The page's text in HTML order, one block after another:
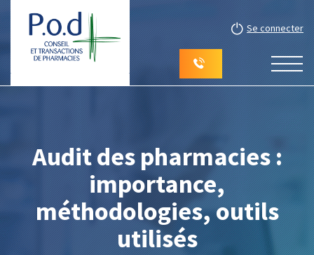
Se connecter
Audit des pharmacies :
importance,
méthodologies, outils
utilisés